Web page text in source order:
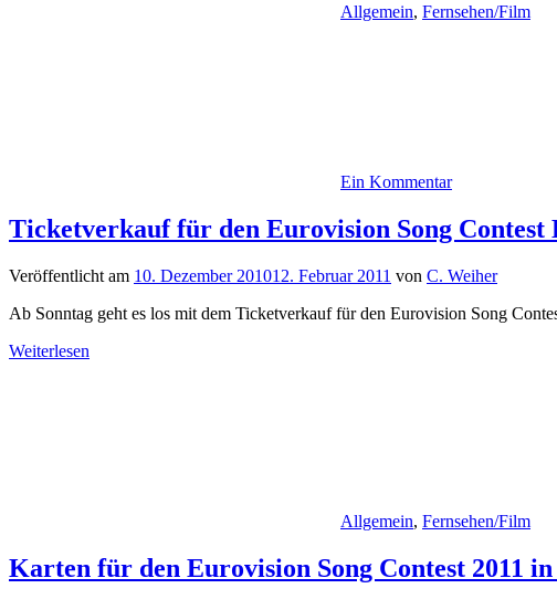
Allgemein, Fernsehen/Film
Ein Kommentar
Ticketverkauf für den Eurovision Song Contest
Veröffentlicht am 10. Dezember 201012. Februar 2011 von C. Weiher
Ab Sonntag geht es los mit dem Ticketverkauf für den Eurovision Song
Weiterlesen
Allgemein, Fernsehen/Film
Karten für den Eurovision Song Contest 2011